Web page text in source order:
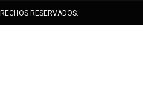
RESERVADOS.